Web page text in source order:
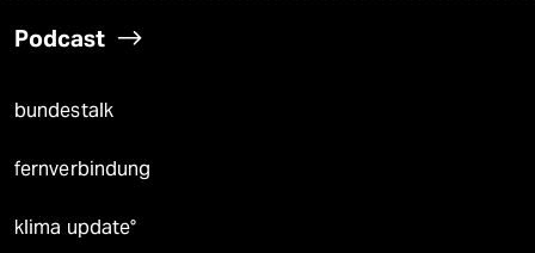
Podcast
bundestalk
fernverbindung
klima update°